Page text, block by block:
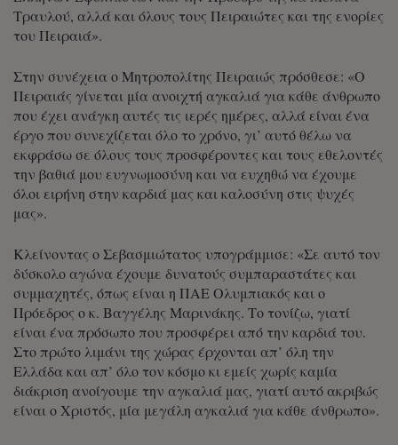
Τραυλού, αλλά και όλους τους Πειραιώτες και της ενορίες
του Πειραιά».
Στην συνέχεια ο Μητροπολίτης Πειραιώς πρόσθεσε: «Ο
Πειραιάς γίνεται μία ανοιχτή αγκαλιά για κάθε άνθρωπο
που έχει ανάγκη αυτές τις ιερές ημέρες, αλλά είναι ένα
έργο που συνεχίζεται όλο το χρόνο, γι’ αυτό θέλω να
εκφράσω σε όλους τους προσφέροντες και τους εθελοντές
την βαθιά μου ευγνωμοσύνη και να ευχηθώ να έχουμε
όλοι ειρήνη στην καρδιά μας και καλοσύνη στις ψυχές
μας».
Κλείνοντας ο Σεβασμιώτατος υπογράμμισε: «Σε αυτό τον
δύσκολο αγώνα έχουμε δυνατούς συμπαραστάτες και
συμμαχητές, όπως είναι η ΠΑΕ Ολυμπιακός και ο
Πρόεδρος ο κ. Βαγγέλης Μαρινάκης. Το τονίζω, γιατί
είναι ένα πρόσωπο που προσφέρει από την καρδιά του.
Στο πρώτο λιμάνι της χώρας έρχονται απ’ όλη την
Ελλάδα και απ’ όλο τον κόσμο κι εμείς χωρίς καμία
διάκριση ανοίγουμε την αγκαλιά μας, γιατί αυτό ακριβώς
είναι ο Χριστός, μία μεγάλη αγκαλιά για κάθε άνθρωπο».